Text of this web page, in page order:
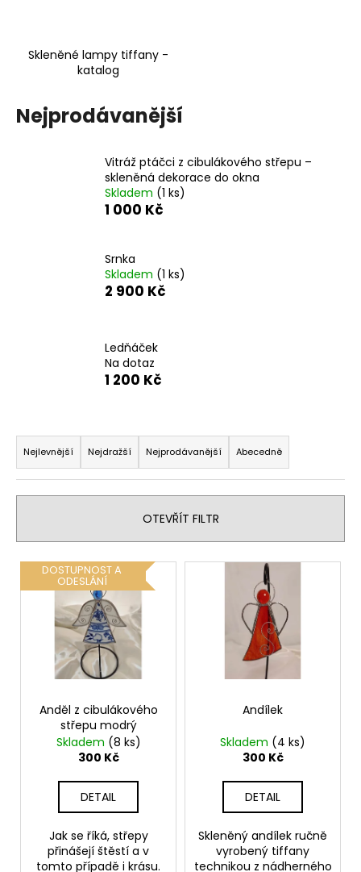
Skleněné lampy tiffany -
katalog
Nejprodávanější
Vitráž ptáčci z cibulákového střepu –
skleněná dekorace do okna
Skladem (1 ks)
1 000 Kč
Srnka
Skladem (1 ks)
2 900 Kč
Ledňáček
Na dotaz
1 200 Kč
Ř
a
z
e
í
p
Nejlevnější Nejdražší Nejprodávanější Abecedně
OTEVŘÍT FILTR
V
ý
DOSTUPNOST A
ODESLÁNÍ
Anděl z cibulákového
střepu modrý
Skladem (8 ks)
300 Kč
DETAIL
Jak se říká, střepy
přinášejí štěstí a v
tomto případě i krásu.
Andílek
Skladem (4 ks)
300 Kč
DETAIL
Skleněný andílek ručně
vyrobený tiffany
technikou z nádherného